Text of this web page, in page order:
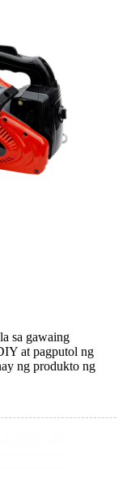
sa gawaing
at pagputol ng
ng produkto ng